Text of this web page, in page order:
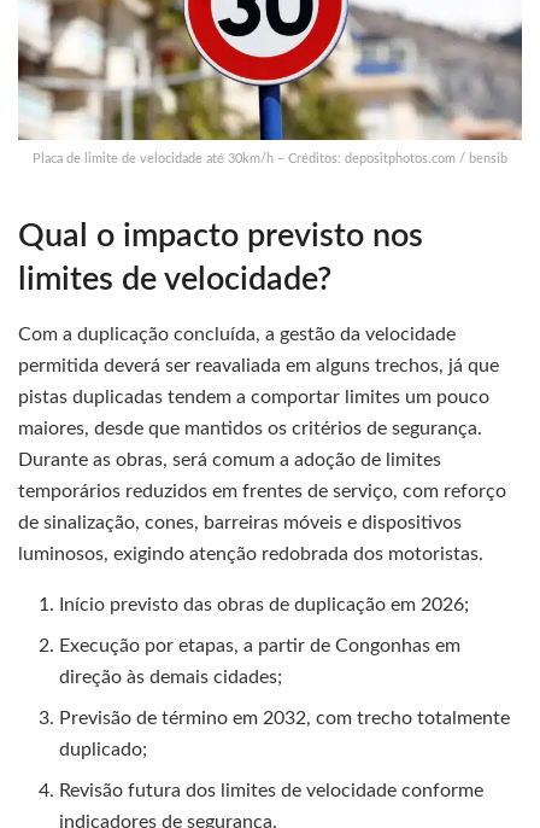
Placa de limite de velocidade até 30km/h – Créditos: depositphotos.com / bensib
Qual o impacto previsto nos
limites de velocidade?
Com a duplicação concluída, a gestão da velocidade
permitida deverá ser reavaliada em alguns trechos, já que
pistas duplicadas tendem a comportar limites um pouco
maiores, desde que mantidos os critérios de segurança.
Durante as obras, será comum a adoção de limites
temporários reduzidos em frentes de serviço, com reforço
de sinalização, cones, barreiras móveis e dispositivos
luminosos, exigindo atenção redobrada dos motoristas.
Início previsto das obras de duplicação em 2026;
Execução por etapas, a partir de Congonhas em
direção às demais cidades;
Previsão de término em 2032, com trecho totalmente
duplicado;
Revisão futura dos limites de velocidade conforme
indicadores de segurança.